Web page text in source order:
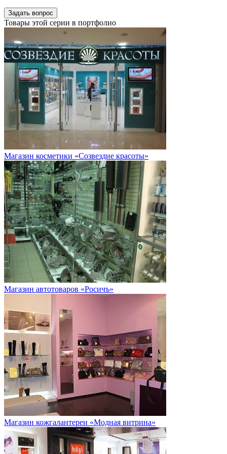
Задать вопрос
Товары этой серии в портфолио
Магазин косметики «Созвездие красоты»
Магазин автотоваров «Росичъ»
Магазин кожгалантереи «Модная витрина»